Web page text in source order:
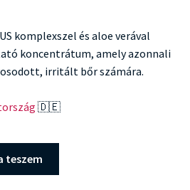
komplexszel és aloe verával
koncentrátum, amely azonnali
irritált bőr számára.
🇩🇪
teszem